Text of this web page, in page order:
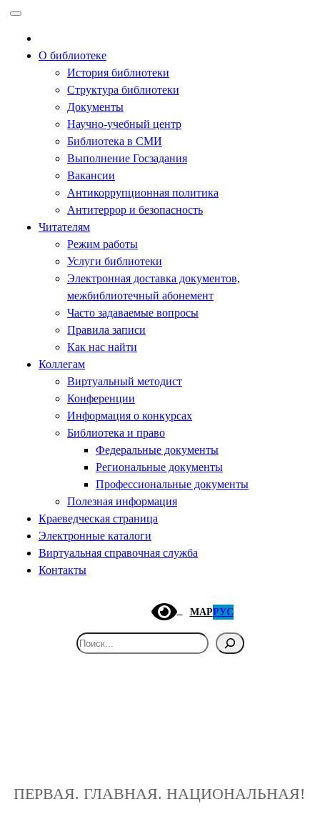
содержимому
О библиотеке
История библиотеки
Структура библиотеки
Документы
Научно-учебный центр
Библиотека в СМИ
Выполнение Госзадания
Вакансии
Антикоррупционная политика
Антитеррор и безопасность
Читателям
Режим работы
Услуги библиотеки
Электронная доставка документов,
межбиблиотечный абонемент
Часто задаваемые вопросы
Правила записи
Как нас найти
Коллегам
Виртуальный методист
Конференции
Информация о конкурсах
Библиотека и право
Федеральные документы
Региональные документы
Профессиональные документы
Полезная информация
Краеведческая страница
Электронные каталоги
Виртуальная справочная служба
Контакты
МАРРУС
Поиск
ПЕРВАЯ. ГЛАВНАЯ. НАЦИОНАЛЬНАЯ!